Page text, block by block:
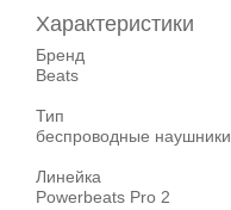
Характеристики
Бренд
Beats
Тип
беспроводные наушники
Линейка
Powerbeats Pro 2